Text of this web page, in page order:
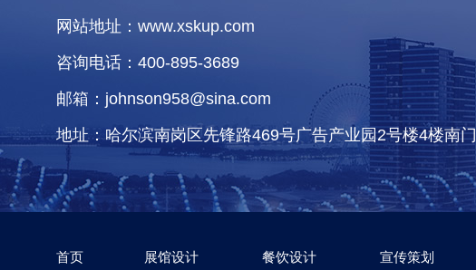
网站地址：www.xskup.com
咨询电话：400-895-3689
邮箱：johnson958@sina.com
地址：哈尔滨南岗区先锋路469号广告产业园2号楼4楼南门
首页 展馆设计 餐饮设计 宣传策划